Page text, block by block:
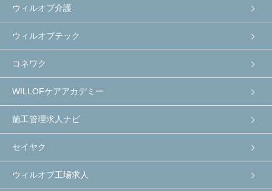
ウィルオブ介護
ウィルオブテック
コネワク
WILLOFケアアカデミー
施工管理求人ナビ
セイヤク
ウィルオブ工場求人